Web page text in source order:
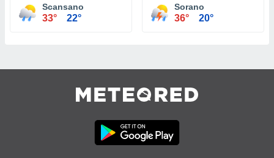
Scansano
33° 22°
Sorano
36° 20°